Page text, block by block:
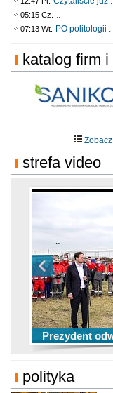
05:15 Cz. ..
07:13 Wt. PO politologii
katalog firm i
Zobacz
strefa video
Prezydent
TOP 10
w EBL w
TOP 5 rzutów
w sezonie
Ni To Ponk -
sixf33t .Last
Włocławek
XXIII Sesja
kadencji w
polityka